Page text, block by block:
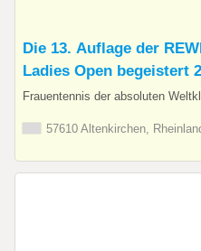
Die 13. Auflage der
Ladies Open begeistert
Altenkirchen
Frauentennis der absoluten
57610 Altenkirchen,